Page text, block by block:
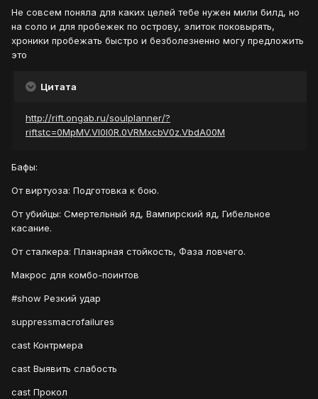
Не совсем поняла для каких целей тебе нужен мили билд, но
на соло и для пробежек по острову, элиток поковырять,
хроники пробежать быстро и безболезненно могу предложить
это
Цитата
http://rift.ongab.ru/soulplanner/?
riftstc=0MpMV.VI0I0R.0VRMxcbV0z.VbdA00M
Бафы:
От виртуоза: Подготовка к бою.
От убийцы: Смертельный яд, Вампирский яд, Гибельное
касание.
От сталкера: Планарная стойкость, Фаза ловчего.
Макрос для комбо-поинтов
#show Резкий удар
suppressmacrofailures
cast Контрмера
cast Выявить слабость
cast Прокол